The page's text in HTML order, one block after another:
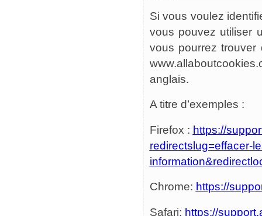
Si vous voulez
vous pouvez utiliser
vous pourrez trouver
anglais.
A titre d’exemples :
Firefox : https://
redirectslug=effacer-
Chrome: https://
Safari: https://